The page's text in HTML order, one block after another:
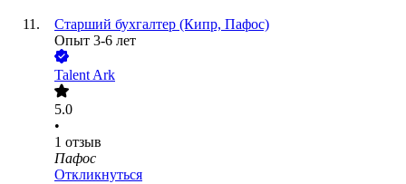
Старший бухгалтер (Кипр, Пафос)
Опыт 3-6 лет
Talent Ark
5.0
•
1 отзыв
Пафос
Откликнуться